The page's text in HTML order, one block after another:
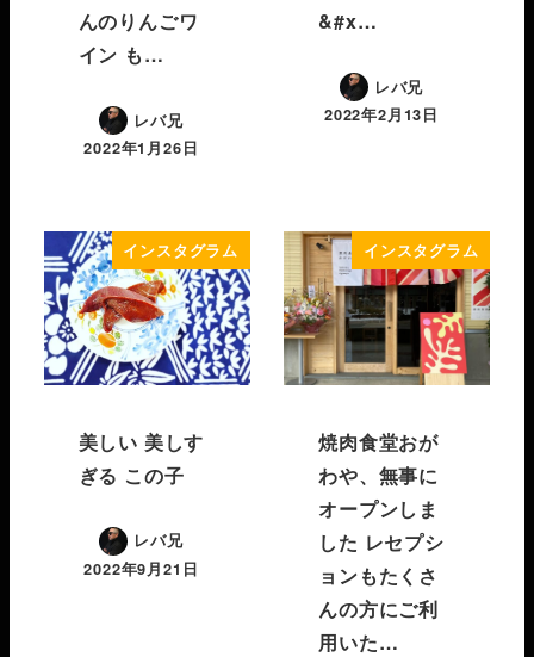
んのりんごワ
イン も…
レバ兄
2022年1月26日
&#x…
レバ兄
2022年2月13日
インスタグラム
美しい 美しす
ぎる この子
レバ兄
2022年9月21日
インスタグラム
焼肉食堂おが
わや、無事に
オープンしま
した レセプシ
ョンもたくさ
んの方にご利
用いた…